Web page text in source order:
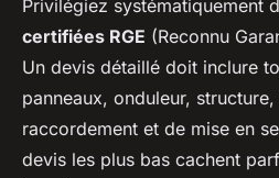
Privilégiez systématiquement
certifiées RGE (Reconnu
Un devis détaillé doit inclure
panneaux, onduleur,
raccordement et de mise en
devis les plus bas cachent